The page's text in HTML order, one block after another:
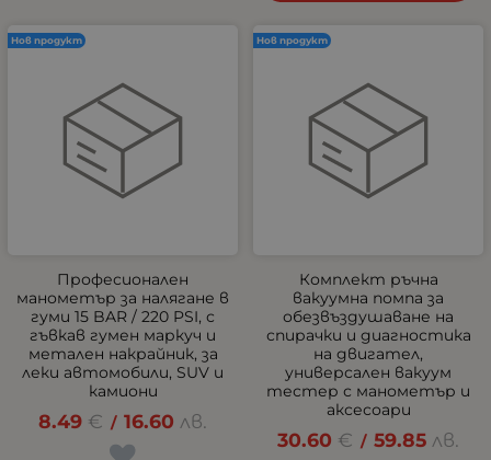
Професионален
манометър за налягане в
гуми 15 BAR / 220 PSI, с
гъвкав гумен маркуч и
метален накрайник, за
леки автомобили, SUV и
камиони
8.49 € / 16.60 лв.
Нов продукт
Комплект ръчна
вакуумна помпа за
обезвъздушаване на
спирачки и диагностика
на двигател,
универсален вакуум
тестер с манометър и
аксесоари
30.60 € / 59.85 лв.
Нов продукт